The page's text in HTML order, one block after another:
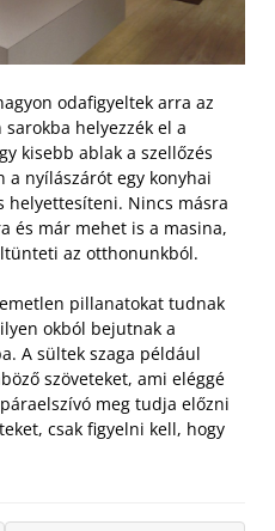
odafigyeltek arra az
helyezzék el a
kisebb ablak a szellőzés
a nyílászárót egy konyhai
helyettesíteni. Nincs másra
és már mehet is a masina,
az otthonunkból.
pillanatokat tudnak
okból bejutnak a
A sültek szaga például
szöveteket, ami eléggé
meg tudja előzni
csak figyelni kell, hogy